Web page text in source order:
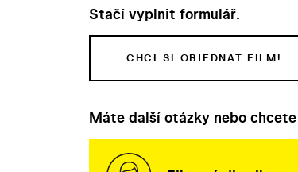
Stačí vyplnit formulář.
CHCI SI OBJEDNAT FILM!
Máte další otázky nebo